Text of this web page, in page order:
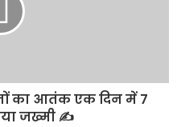
का आतंक एक दिन में 7
जख्मी ✍️